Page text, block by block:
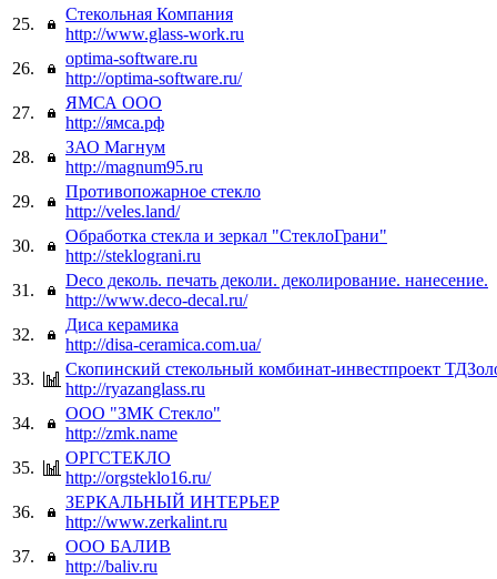
25.
Стекольная Компания
http://www.glass-work.ru
26.
optima-software.ru
http://optima-software.ru/
27.
ЯМСА ООО
http://ямса.рф
28.
ЗАО Магнум
http://magnum95.ru
29.
Противопожарное стекло
http://veles.land/
30.
Обработка стекла и зеркал "СтеклоГрани"
http://steklograni.ru
31.
Deco деколь. печать деколи. деколирование. нанесение.
http://www.deco-decal.ru/
32.
Диса керамика
http://disa-ceramica.com.ua/
33.
Скопинский стекольный комбинат-инвестпроект
http://ryazanglass.ru
34.
ООО "ЗМК Стекло"
http://zmk.name
35.
ОРГСТЕКЛО
http://orgsteklo16.ru/
36.
ЗЕРКАЛЬНЫЙ ИНТЕРЬЕР
http://www.zerkalint.ru
37.
ООО БАЛИВ
http://baliv.ru